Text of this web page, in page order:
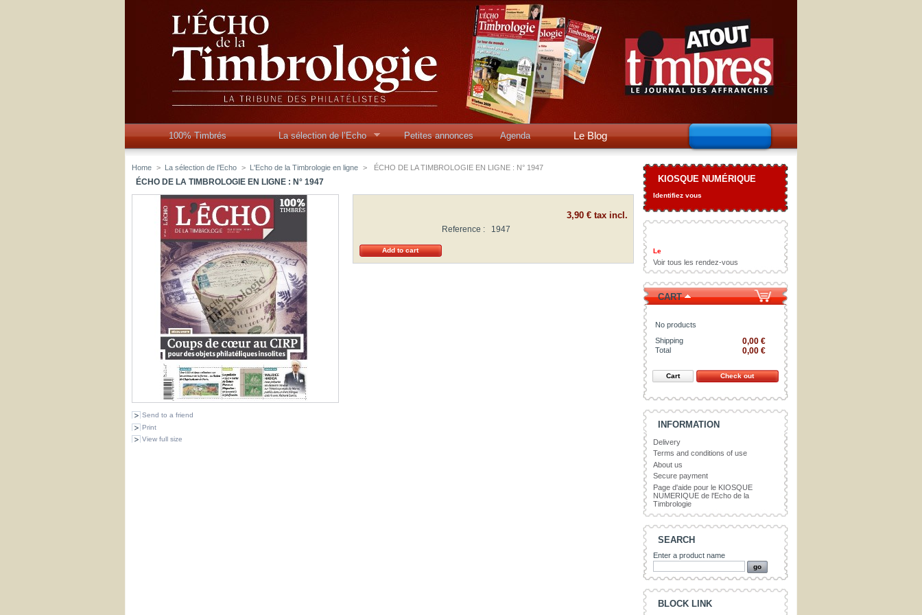
100% Timbrés La sélection de l’Echo Petites annonces Agenda Le Blog
Home > La sélection de l’Echo > L'Echo de la Timbrologie en ligne > ÉCHO DE LA TIMBROLOGIE EN LIGNE : N° 1947
ÉCHO DE LA TIMBROLOGIE EN LIGNE : N° 1947
Send to a friend
Print
View full size
3,90 €tax incl.
Reference :
1947
KIOSQUE NUMÉRIQUE
Identifiez vous
Le
Voir tous les rendez-vous
CART
No products
Shipping
0,00 €
Total 0,00 €
Cart Check out
INFORMATION
Delivery
Terms and conditions of use
About us
Secure payment
Page d'aide pour le KIOSQUE
NUMERIQUE de l'Echo de la
Timbrologie
SEARCH
Enter a product name
BLOCK LINK